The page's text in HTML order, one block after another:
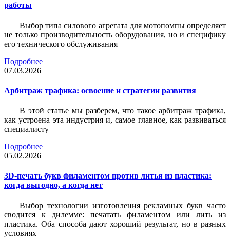
работы
Выбор типа силового агрегата для мотопомпы определяет
не только производительность оборудования, но и специфику
его технического обслуживания
Подробнее
07.03.2026
Арбитраж трафика: освоение и стратегии развития
В этой статье мы разберем, что такое арбитраж трафика,
как устроена эта индустрия и, самое главное, как развиваться
специалисту
Подробнее
05.02.2026
3D-печать букв филаментом против литья из пластика:
когда выгодно, а когда нет
Выбор технологии изготовления рекламных букв часто
сводится к дилемме: печатать филаментом или лить из
пластика. Оба способа дают хороший результат, но в разных
условиях